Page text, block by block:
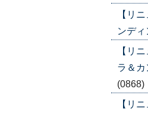
【リ
ンデ
【リ
ラ＆
(0868)
【リ